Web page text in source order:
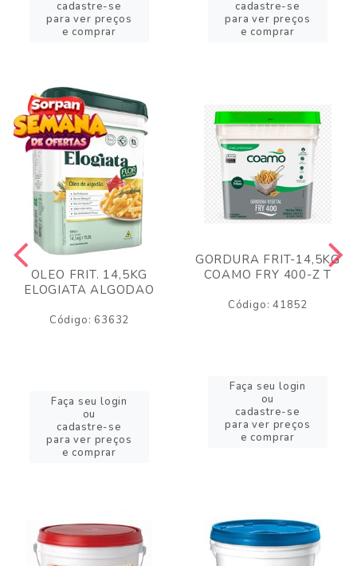
cadastre-se
para ver preços
e comprar
cadastre-se
para ver preços
e comprar
OLEO FRIT. 14,5KG
ELOGIATA ALGODAO
Código: 63632
Faça seu login
ou
cadastre-se
para ver preços
e comprar
GORDURA FRIT-14,5KG
COAMO FRY 400-Z T
Código: 41852
Faça seu login
ou
cadastre-se
para ver preços
e comprar